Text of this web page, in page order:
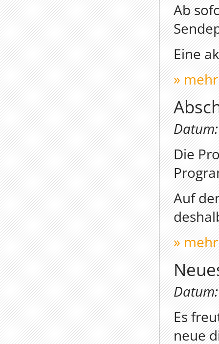
Ab
Eine
»
Die
Auf
»
Es
neue